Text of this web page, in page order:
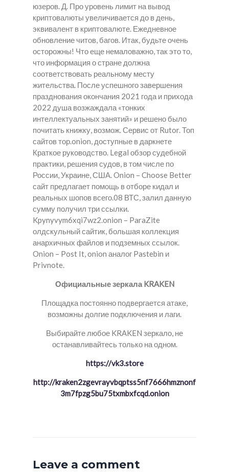
юзеров. Д. Про уровень лимит на вывод
криптовалюты увеличивается до в день,
эквивалент в криптовалюте. Ежедневное
обновление читов, багов. Итак, будьте очень
осторожны! Что еще немаловажно, так это то,
что информация о стране должна
соответствовать реальному месту
жительства. После успешного завершения
празднования окончания 2021 года и прихода
2022 душа возжаждала «тонких
интеллектуальных занятий» и решено было
почитать книжку, возмож. Сервис от Rutor. Топ
сайтов тор.onion, доступные в даркнете
Краткое руководство. Legal обзор судебной
практики, решения судов, в том числе по
России, Украине, США. Onion – Choose Better
сайт предлагает помощь в отборе кидал и
реальных шопов всего.08 ВТС, залил данную
сумму получил три ссылки.
Kpynyvym6xqi7wz2.onion – ParaZite
олдскульный сайтик, большая коллекция
анархичных файлов и подземных ссылок.
Onion – Post It, onion аналог Pastebin и
Privnote.
Официальные зеркала KRAKEN
Площадка постоянно подвергается атаке,
возможны долгие подключения и лаги.
Выбирайте любое KRAKEN зеркало, не
останавливайтесь только на одном.
https://vk3.store
http://kraken2zgevrayvbqptss5nf7666hmznonf
3m7fpzg5bu75txmbxfcqd.onion
Leave a comment